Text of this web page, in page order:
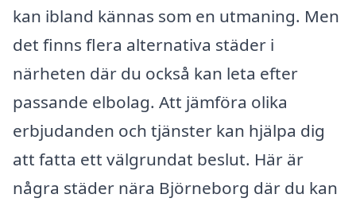
kan ibland kännas som en utmaning. Men
det finns flera alternativa städer i
närheten där du också kan leta efter
passande elbolag. Att jämföra olika
erbjudanden och tjänster kan hjälpa dig
att fatta ett välgrundat beslut. Här är
några städer nära Björneborg där du kan